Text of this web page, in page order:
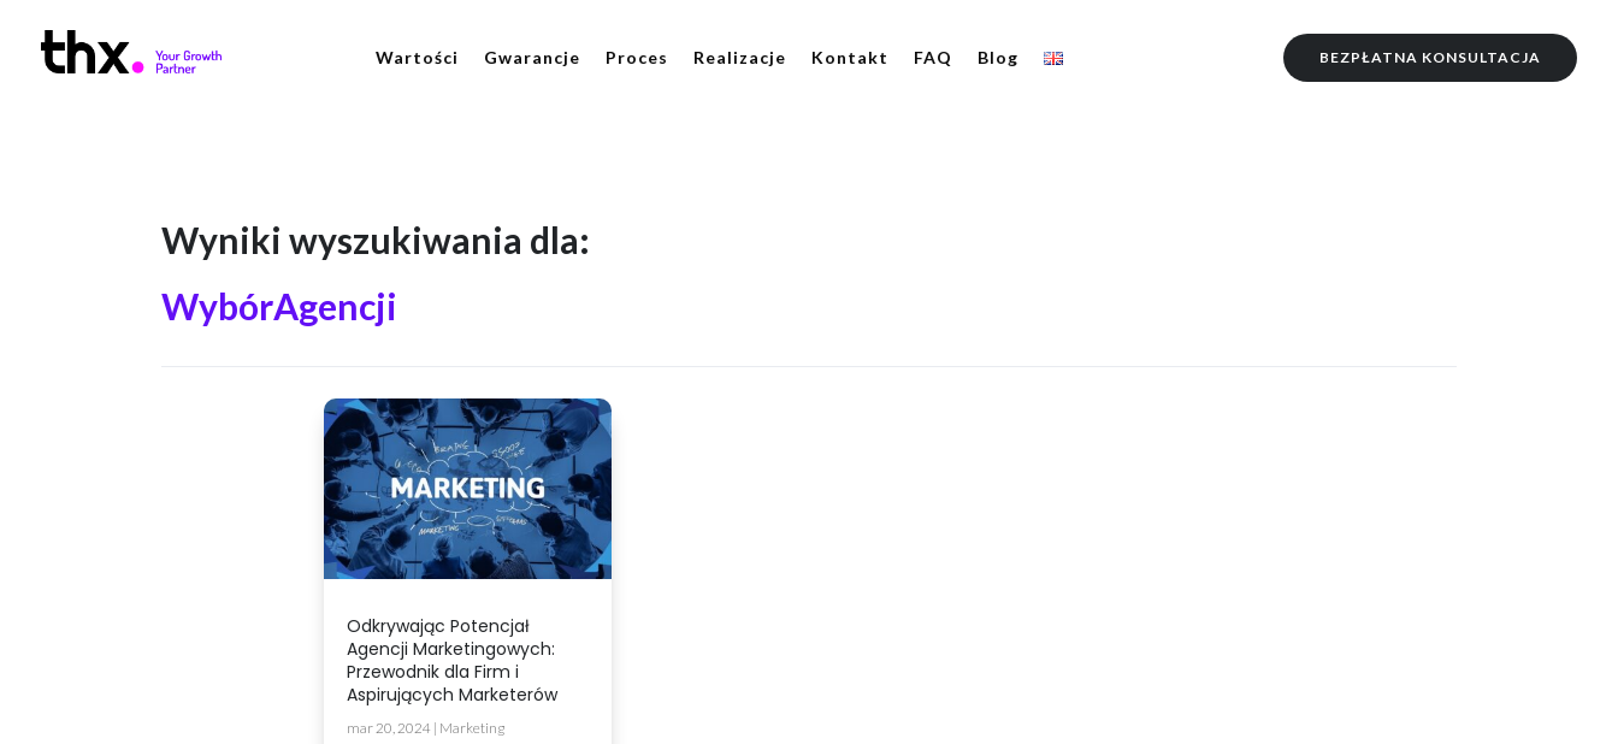
Wartości Gwarancje Proces Realizacje Kontakt FAQ Blog BEZPŁATNA KONSULTACJA
Wyniki wyszukiwania dla:
WybórAgencji
Odkrywając Potencjał
Agencji Marketingowych:
Przewodnik dla Firm i
Aspirujących Marketerów
mar 20, 2024 | Marketing